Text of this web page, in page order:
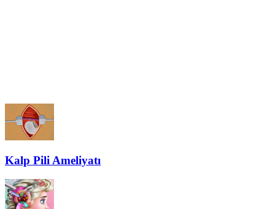
Kalp Pili Ameliyatı